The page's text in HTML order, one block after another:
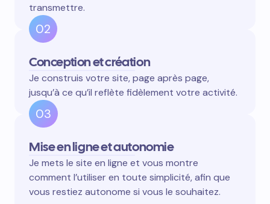
transmettre.
02
Conception et création
Je construis votre site, page après page,
jusqu’à ce qu’il reflète fidèlement votre activité.
03
Mise en ligne et autonomie
Je mets le site en ligne et vous montre
comment l’utiliser en toute simplicité, afin que
vous restiez autonome si vous le souhaitez.